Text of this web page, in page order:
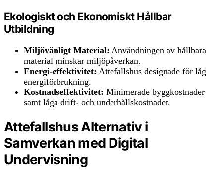
Ekologiskt och Ekonomiskt Hållbar
Utbildning
Miljövänligt Material: Användningen av hållbara
material minskar miljöpåverkan.
Energi-effektivitet: Attefallshus designade för låg
energiförbrukning.
Kostnadseffektivitet: Minimerade byggkostnader
samt låga drift- och underhållskostnader.
Attefallshus Alternativ i
Samverkan med Digital
Undervisning